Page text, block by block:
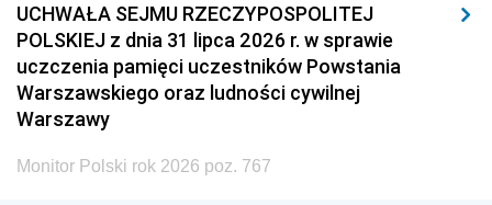
UCHWAŁA SEJMU RZECZYPOSPOLITEJ
POLSKIEJ z dnia 31 lipca 2026 r. w sprawie
uczczenia pamięci uczestników Powstania
Warszawskiego oraz ludności cywilnej
Warszawy
Monitor Polski rok 2026 poz. 767